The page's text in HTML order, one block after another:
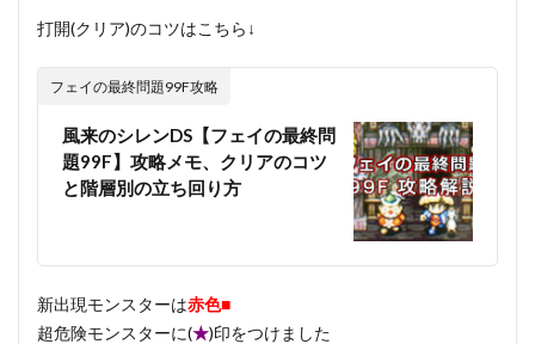
打開(クリア)のコツはこちら↓
フェイの最終問題99F攻略
風来のシレンDS【フェイの最終問
題99F】攻略メモ、クリアのコツ
と階層別の立ち回り方
新出現モンスターは赤色■
超危険モンスターに(★)印をつけました